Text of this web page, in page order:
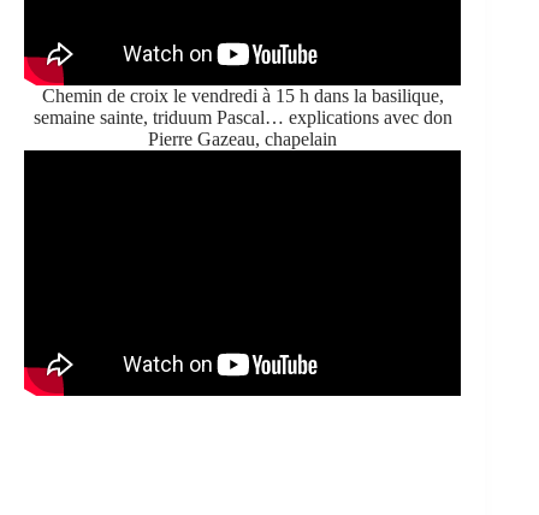
Chemin de croix le vendredi à 15 h dans la basilique,
semaine sainte, triduum Pascal… explications avec don
Pierre Gazeau, chapelain